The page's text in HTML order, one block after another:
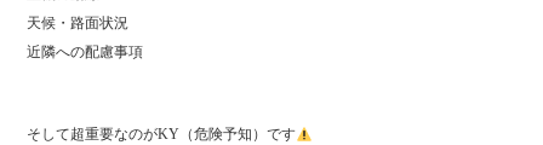
天候・路面状況
近隣への配慮事項
そして超重要なのがKY（危険予知）です